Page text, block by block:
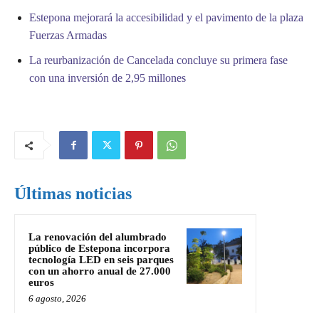
Estepona mejorará la accesibilidad y el pavimento de la plaza
Fuerzas Armadas
La reurbanización de Cancelada concluye su primera fase
con una inversión de 2,95 millones
Últimas noticias
La renovación del alumbrado
público de Estepona incorpora
tecnología LED en seis parques
con un ahorro anual de 27.000
euros
6 agosto, 2026